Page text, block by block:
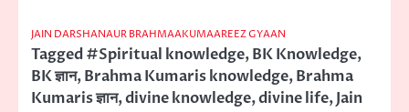
JAIN DARSHANAUR BRAHMAAKUMAAREEZ GYAAN
Tagged#Spiritual knowledge,BK Knowledge,
BK ज्ञान,Brahma Kumaris knowledge,Brahma
Kumaris ज्ञान,divine knowledge,divine life,Jain